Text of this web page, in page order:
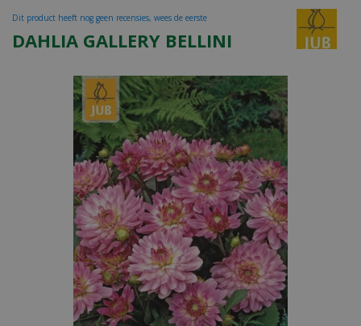
DAHLIA GALLERY BELLINI
Dit product heeft nog geen recensies, wees de eerste